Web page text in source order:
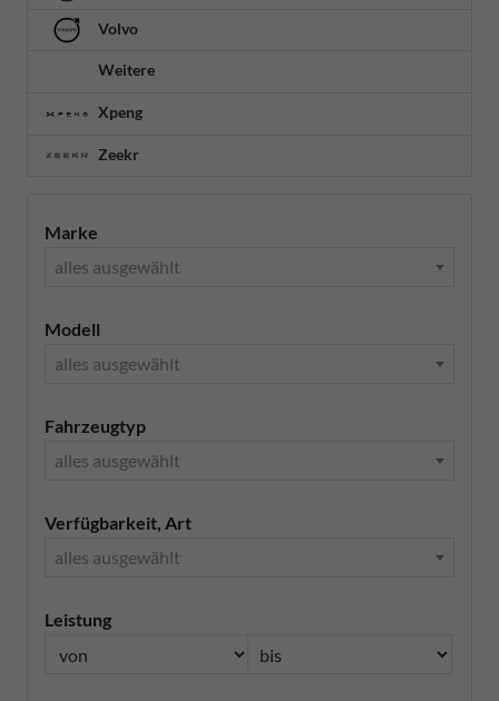
Volvo
Weitere
Xpeng
Zeekr
Marke
alles ausgewählt
Modell
alles ausgewählt
Fahrzeugtyp
alles ausgewählt
Verfügbarkeit, Art
alles ausgewählt
Leistung